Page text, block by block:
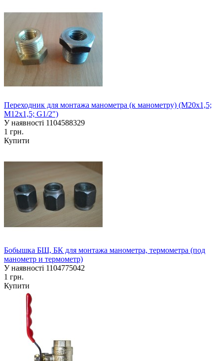
Переходник для монтажа манометра (к манометру) (М20х1,5;
М12х1,5; G1/2")
У наявності 1104588329
1 грн.
Купити
Бобышка БШ, БК для монтажа манометра, термометра (под
манометр и термометр)
У наявності 1104775042
1 грн.
Купити